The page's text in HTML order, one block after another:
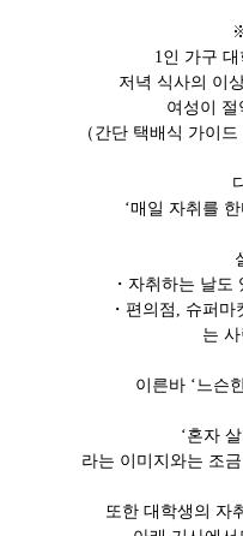
1인 가구
저녁 식사의 이
여성이 절
（간단 택배식 가이
‘매일 자취를
・자취하는 날
・편의점, 슈퍼
는 사
이른바 ‘느슨
‘혼자
라는 이미지와는 조
또한 대학생의 자